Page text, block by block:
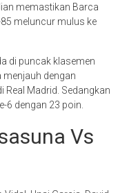
memastikan Barca
meluncur mulus ke
di puncak klasemen
menjauh dengan
Real Madrid. Sedangkan
6 dengan 23 poin.
Vs